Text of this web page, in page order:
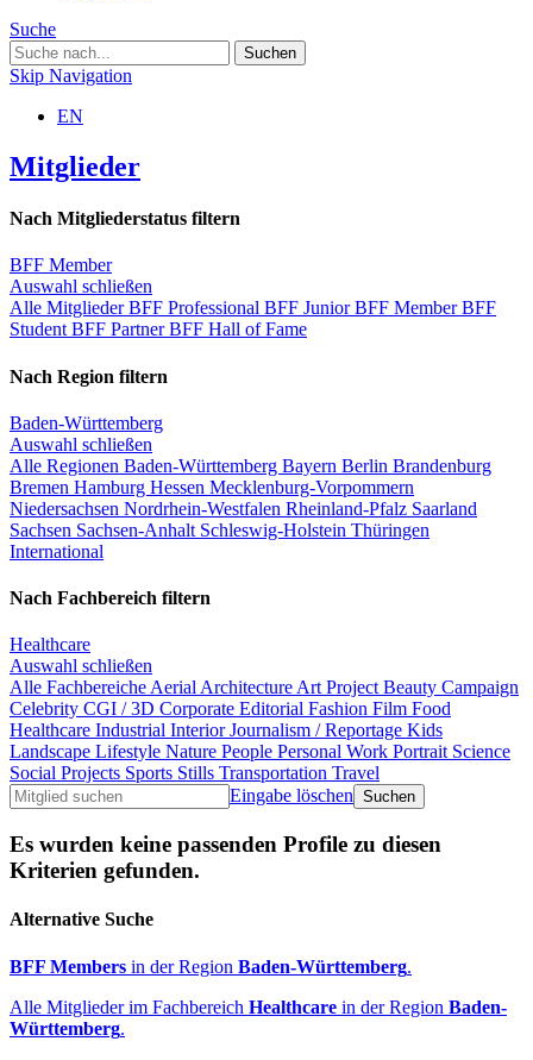
Suche
Skip Navigation
EN
Mitglieder
Nach Mitgliederstatus filtern
BFF Member
Auswahl schließen
Alle MitgliederBFF Professional BFF JuniorBFF MemberBFF
Student BFF PartnerBFF Hall of Fame
Nach Region filtern
Baden-Württemberg
Auswahl schließen
Alle Regionen Baden-Württemberg Bayern Berlin Brandenburg
Bremen Hamburg Hessen Mecklenburg-Vorpommern
Niedersachsen Nordrhein-Westfalen Rheinland-Pfalz Saarland
Sachsen Sachsen-Anhalt Schleswig-Holstein Thüringen
International
Nach Fachbereich filtern
Healthcare
Auswahl schließen
Alle Fachbereiche Aerial Architecture Art Project Beauty Campaign
Celebrity CGI / 3D Corporate Editorial Fashion Film Food
Healthcare Industrial InteriorJournalism / Reportage Kids
Landscape Lifestyle Nature People Personal Work Portrait Science
Social Projects Sports Stills Transportation Travel
Eingabe löschen
Es wurden keine passenden Profile zu diesen
Kriterien gefunden.
Alternative Suche
BFF Members in der Region Baden-Württemberg.
Alle Mitglieder im Fachbereich Healthcare in der Region Baden-
Württemberg.